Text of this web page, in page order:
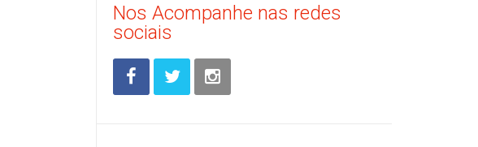
Nos Acompanhe nas redes
sociais